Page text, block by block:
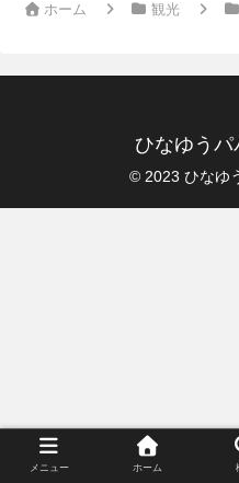
ホーム 観光
ひなゆう
© 2023 ひなゆ
メニュー ホーム